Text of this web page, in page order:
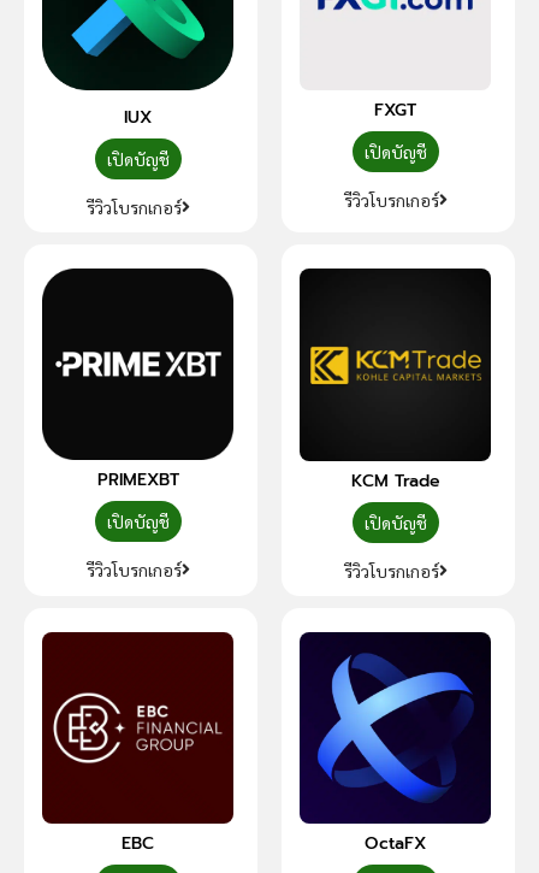
IUX
เปิดบัญชี
รีวิวโบรกเกอร์
FXGT
เปิดบัญชี
รีวิวโบรกเกอร์
PRIMEXBT
เปิดบัญชี
รีวิวโบรกเกอร์
KCM Trade
เปิดบัญชี
รีวิวโบรกเกอร์
EBC OctaFX